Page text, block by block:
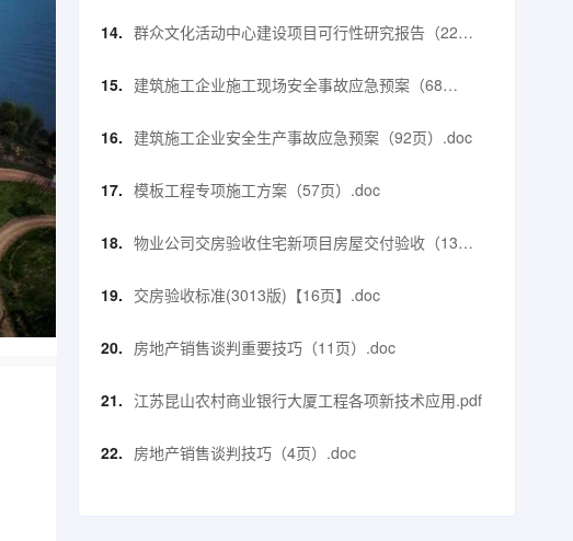
页）.pdf
群众文化活动中心建设项目可行性研究报告（22
页）.doc
建筑施工企业施工现场安全事故应急预案（68
页）.doc
建筑施工企业安全生产事故应急预案（92页）.doc
模板工程专项施工方案（57页）.doc
物业公司交房验收住宅新项目房屋交付验收（13
页）.doc
交房验收标准(3013版)【16页】.doc
房地产销售谈判重要技巧（11页）.doc
江苏昆山农村商业银行大厦工程各项新技术应用.pdf
房地产销售谈判技巧（4页）.doc